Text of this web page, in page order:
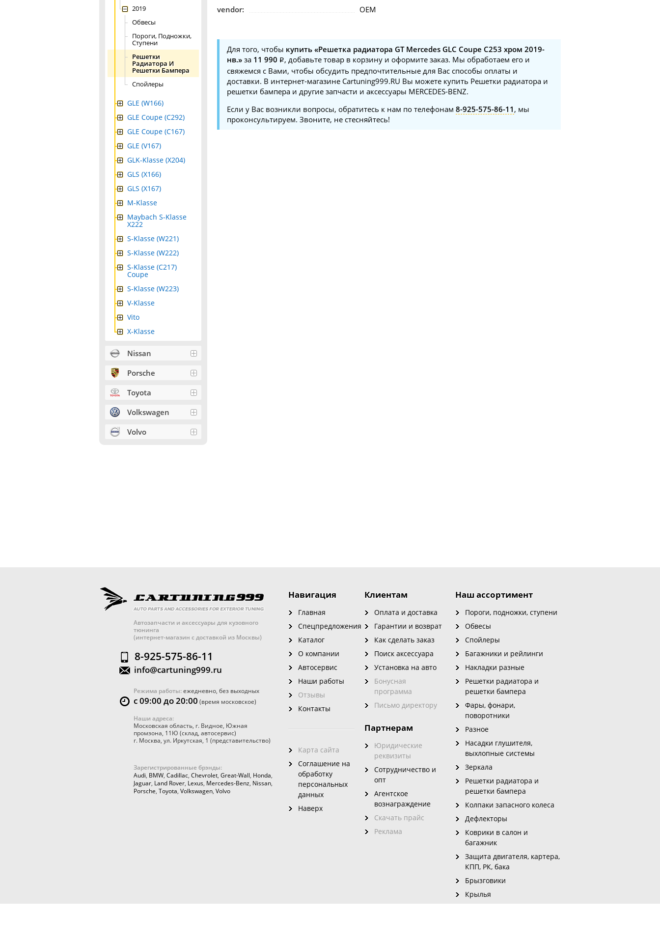
vendor:
OEM
Для того, чтобы купить «Решетка радиатора GT Mercedes GLC Coupe C253 хром 2019-
нв.» за 11 990
, добавьте товар в корзину и оформите заказ. Мы обработаем его и
свяжемся с Вами, чтобы обсудить предпочтительные для Вас способы оплаты и
доставки. В интернет-магазине Cartuning999.RU Вы можете купить Решетки радиатора и
решетки бампера и другие запчасти и аксессуары MERCEDES-BENZ.
Если у Вас возникли вопросы, обратитесь к нам по телефонам 8-925-575-86-11 , мы
проконсультируем. Звоните, не стесняйтесь!
2019
Обвесы
Пороги, Подножки,
Ступени
Решетки
Радиатора И
Решетки Бампера
Спойлеры
GLE (W166)
GLE Coupe (C292)
GLE Coupe (C167)
GLE (V167)
GLK-Klasse (X204)
GLS (X166)
GLS (X167)
M-Klasse
Maybach S-Klasse
X222
S-Klasse (W221)
S-Klasse (W222)
S-Klasse (C217)
Coupe
S-Klasse (W223)
V-Klasse
Vito
X-Klasse
Nissan
Porsche
Toyota
Volkswagen
Volvo
Автозапчасти и аксессуары для кузовного
тюнинга
(интернет-магазин с доставкой из Москвы)
8-925-575-86-11
info@cartuning999.ru
Режима работы:ежедневно, без выходных
с 09:00 до 20:00 (время московское)
Наши адреса:
Московская область, г. Видное, Южная
промзона, 11Ю (склад, автосервис)
г. Москва, ул. Иркутская, 1 (представительство)
Зарегистрированные брэнды:
Audi, BMW, Cadillac, Chevrolet, Great-Wall, Honda,
Jaguar, Land Rover, Lexus, Mercedes-Benz, Nissan,
Porsche, Toyota, Volkswagen, Volvo
Наш ассортимент
Пороги, подножки, ступени
Обвесы
Спойлеры
Багажники и рейлинги
Накладки разные
Решетки радиатора и
решетки бампера
Фары, фонари,
поворотники
Разное
Насадки глушителя,
выхлопные системы
Зеркала
Решетки радиатора и
решетки бампера
Колпаки запасного колеса
Дефлекторы
Коврики в салон и
багажник
Защита двигателя, картера,
КПП, РК, бака
Брызговики
Крылья
Навигация
Главная
Спецпредложения
Каталог
О компании
Автосервис
Наши работы
Отзывы
Контакты
Карта сайта
Соглашение на
обработку
персональных
данных
Наверх
Клиентам
Оплата и доставка
Гарантии и возврат
Как сделать заказ
Поиск аксессуара
Установка на авто
Бонусная
программа
Письмо директору
Партнерам
Юридические
реквизиты
Сотрудничество и
опт
Агентское
вознаграждение
Скачать прайс
Реклама